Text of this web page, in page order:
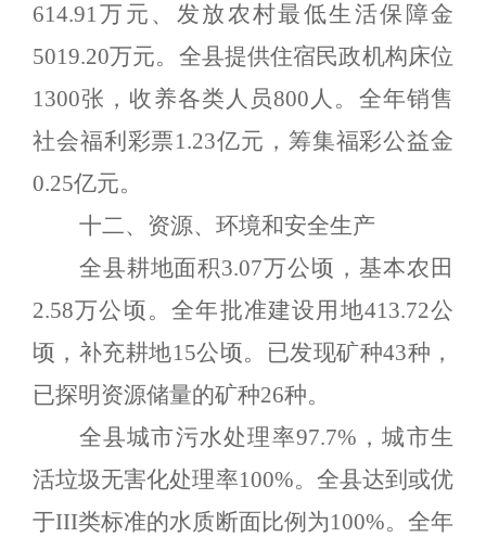
614.91万元、发放农村最低生活保障金
5019.20万元。 全县提供住宿民政机构床位
1300张，收养各类人员800 人。全年销售
社会福利彩票1.23亿元，筹集福彩公益金
0.25亿元。
十二、资源、环境和安全生产
全县耕地面积3.07万公顷，基本农田
2.58万公顷。全年批准建设用地413.72公
顷，补充耕地15公顷。已发现矿种43种，
已探明资源储量的矿种26种。
全县城市污水处理率97.7% ，城市生
活垃圾无害化处理率100%。全县达到或优
于III类标准的水质断面比例为100%。全年